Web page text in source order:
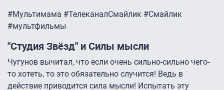
#Мультимама #ТелеканалСмайлик #Смайлик
#мультфильмы
"Студия Звёзд" и Силы мысли
Чугунов вычитал, что если очень сильно-сильно чего-
то хотеть, то это обязательно случится! Ведь в
действие приводится сила мысли! Испытать эту